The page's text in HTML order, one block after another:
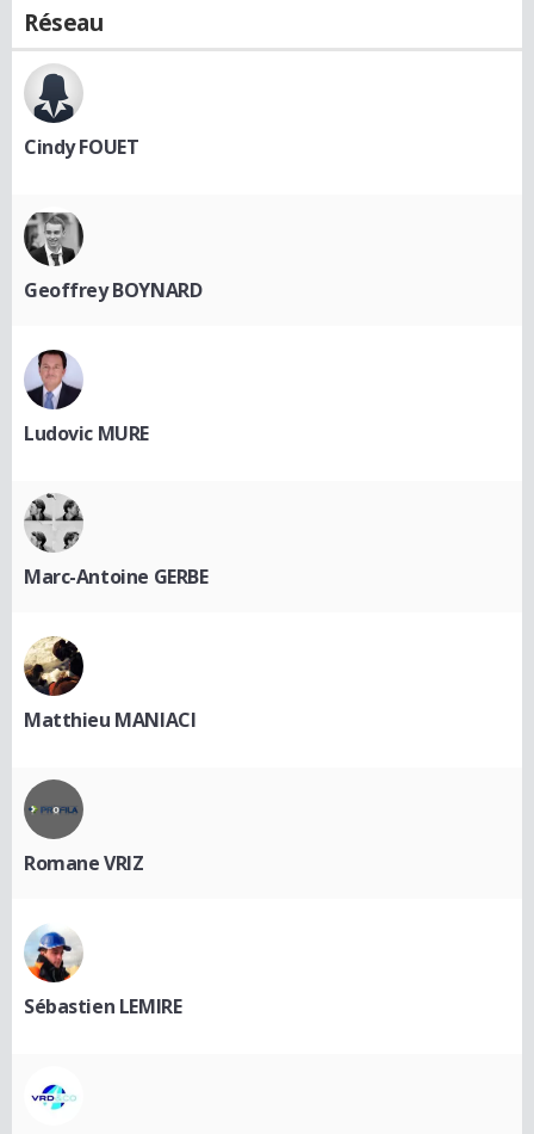
Réseau
Cindy FOUET
Geoffrey BOYNARD
Ludovic MURE
Marc-Antoine GERBE
Matthieu MANIACI
Romane VRIZ
Sébastien LEMIRE